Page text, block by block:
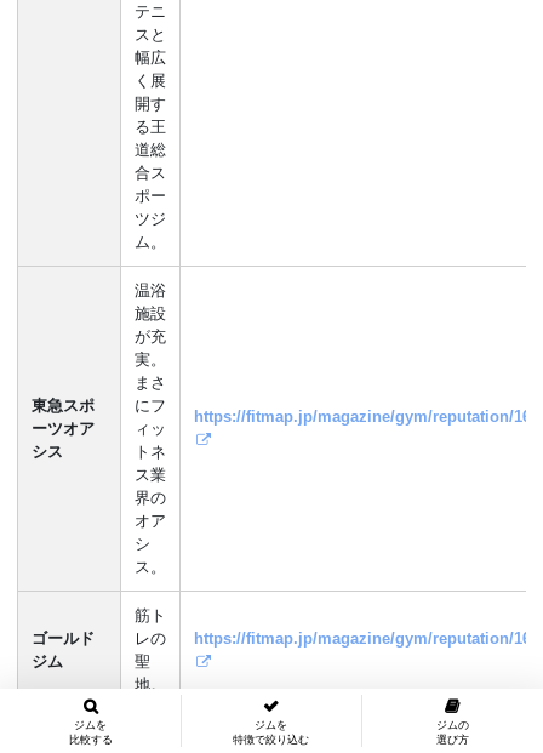
テニ
スと
幅広
く展
開す
る王
道総
合ス
ポー
ツジ
ム。
東急スポ
ーツオア
シス
温浴
施設
が充
実。
まさ
にフ
ィッ
トネ
ス業
界の
オア
シ
ス。
https://fitmap.jp/magazine/gym/reputation/
ゴールド
ジム
筋ト
レの
聖
地。
https://fitmap.jp/magazine/gym/reputation/
ジムを
比較する
ジムを
特徴で絞り込む
ジムの
選び方